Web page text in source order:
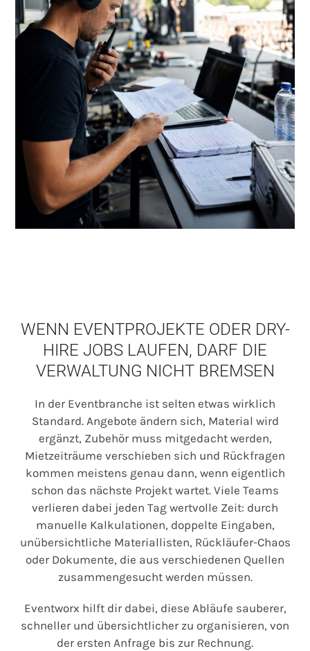
WENN EVENTPROJEKTE ODER DRY-
HIRE JOBS LAUFEN, DARF DIE
VERWALTUNG NICHT BREMSEN
In der Eventbranche ist selten etwas wirklich
Standard. Angebote ändern sich, Material wird
ergänzt, Zubehör muss mitgedacht werden,
Mietzeiträume verschieben sich und Rückfragen
kommen meistens genau dann, wenn eigentlich
schon das nächste Projekt wartet. Viele Teams
verlieren dabei jeden Tag wertvolle Zeit: durch
manuelle Kalkulationen, doppelte Eingaben,
unübersichtliche Materiallisten, Rückläufer-Chaos
oder Dokumente, die aus verschiedenen Quellen
zusammengesucht werden müssen.
Eventworx hilft dir dabei, diese Abläufe sauberer,
schneller und übersichtlicher zu organisieren, von
der ersten Anfrage bis zur Rechnung.